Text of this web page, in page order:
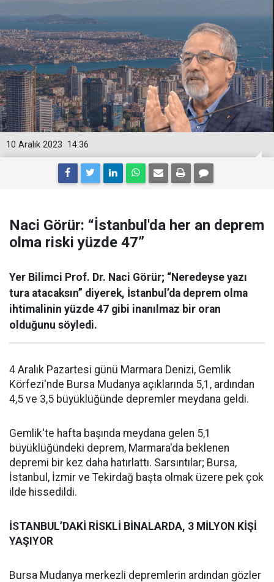
14:36
10 Aralık 2023
Naci Görür: “İstanbul'da her an deprem
olma riski yüzde 47”
Yer Bilimci Prof. Dr. Naci Görür; “Neredeyse yazı
tura atacaksın” diyerek, İstanbul’da deprem olma
ihtimalinin yüzde 47 gibi inanılmaz bir oran
olduğunu söyledi.
4 Aralık Pazartesi günü Marmara Denizi, Gemlik
Körfezi'nde Bursa Mudanya açıklarında 5,1, ardından
4,5 ve 3,5 büyüklüğünde depremler meydana geldi.
Gemlik'te hafta başında meydana gelen 5,1
büyüklüğündeki deprem, Marmara'da beklenen
depremi bir kez daha hatırlattı. Sarsıntılar; Bursa,
İstanbul, İzmir ve Tekirdağ başta olmak üzere pek çok
ilde hissedildi.
İSTANBUL’DAKİ RİSKLİ BİNALARDA, 3 MİLYON KİŞİ
YAŞIYOR
Bursa Mudanya merkezli depremlerin ardından gözler